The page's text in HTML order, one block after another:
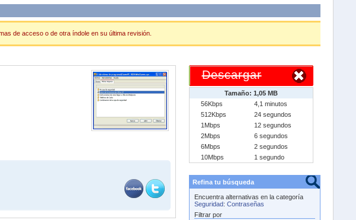
de acceso o de otra índole en su última revisión.
Descargar
Tamaño: 1,05 MB
56Kbps
4,1 minutos
512Kbps
24 segundos
1Mbps
12 segundos
2Mbps
6 segundos
6Mbps
2 segundos
10Mbps
1 segundo
Refina tu búsqueda
Encuentra alternativas en la categoría
Seguridad: Contraseñas
Filtrar por